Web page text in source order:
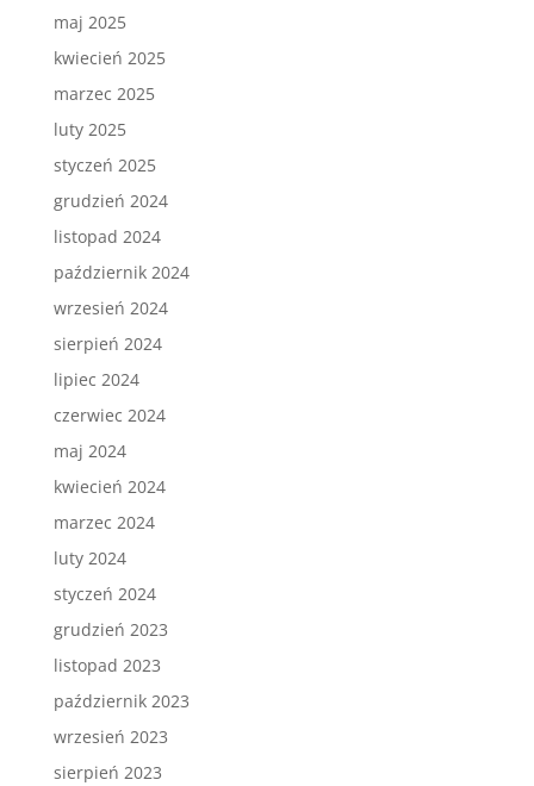
maj 2025
kwiecień 2025
marzec 2025
luty 2025
styczeń 2025
grudzień 2024
listopad 2024
październik 2024
wrzesień 2024
sierpień 2024
lipiec 2024
czerwiec 2024
maj 2024
kwiecień 2024
marzec 2024
luty 2024
styczeń 2024
grudzień 2023
listopad 2023
październik 2023
wrzesień 2023
sierpień 2023